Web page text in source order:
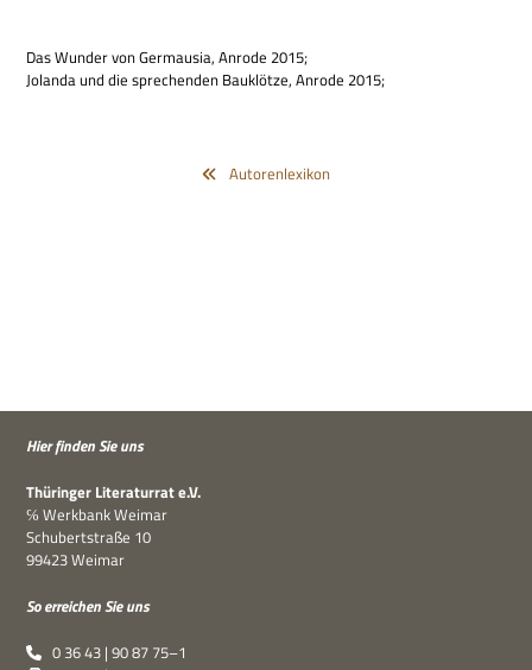
Das Wun­der von Ger­mau­sia, Anrode 2015;
Jolanda und die spre­chen­den Bau­klötze, Anrode 2015;
Autorenlexikon
Hier fin­den Sie uns
Thü­rin­ger Lite­ra­tur­rat e.V.
℅ Werk­bank Weimar
Schu­bert­straße 10
99423 Weimar
So errei­chen Sie uns
0 36 43 | 90 87 75–1